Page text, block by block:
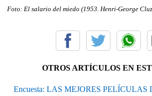
Foto: El salario del miedo (1953. Henri-George
OTROS ARTÍCULOS EN
Encuesta: LAS MEJORES